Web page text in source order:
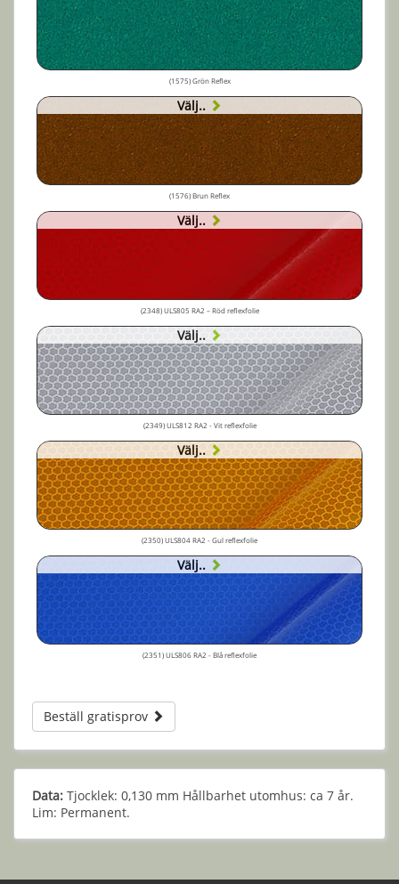
(1575) Grön Reflex
Välj..
(1576) Brun Reflex
Välj..
(2348) ULS805 RA2 – Röd reflexfolie
Välj..
(2349) ULS812 RA2 - Vit reflexfolie
Välj..
(2350) ULS804 RA2 - Gul reflexfolie
Välj..
(2351) ULS806 RA2 - Blå reflexfolie
Beställ gratisprov
Data: Tjocklek: 0,130 mm Hållbarhet utomhus: ca 7 år.
Lim: Permanent.